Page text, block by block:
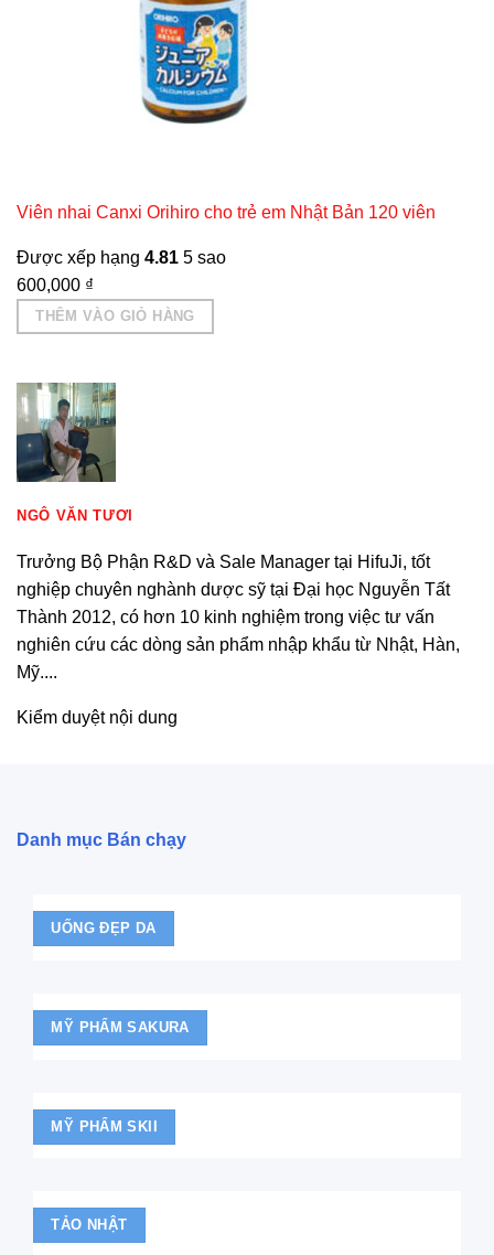
Viên nhai Canxi Orihiro cho trẻ em Nhật Bản 120 viên
Được xếp hạng 4.815 sao
600,000 ₫
THÊM VÀO GIỎ HÀNG
NGÔ VĂN TƯƠI
Trưởng Bộ Phận R&D và Sale Manager tại HifuJi, tốt
nghiệp chuyên nghành dược sỹ tại Đại học Nguyễn Tất
Thành 2012, có hơn 10 kinh nghiệm trong việc tư vấn
nghiên cứu các dòng sản phẩm nhập khẩu từ Nhật, Hàn,
Mỹ....
Kiểm duyệt nội dung
Danh mục Bán chạy
UỐNG ĐẸP DA
MỸ PHẨM SAKURA
MỸ PHẨM SKII
TẢO NHẬT